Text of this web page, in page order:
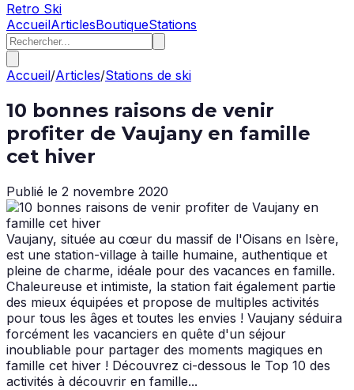
Retro Ski
AccueilArticlesBoutiqueStations
Accueil/Articles/Stations de ski
10 bonnes raisons de venir
profiter de Vaujany en famille
cet hiver
Publié le 2 novembre 2020
Vaujany, située au cœur du massif de l'Oisans en Isère,
est une station-village à taille humaine, authentique et
pleine de charme, idéale pour des vacances en famille.
Chaleureuse et intimiste, la station fait également partie
des mieux équipées et propose de multiples activités
pour tous les âges et toutes les envies ! Vaujany séduira
forcément les vacanciers en quête d'un séjour
inoubliable pour partager des moments magiques en
famille cet hiver ! Découvrez ci-dessous le Top 10 des
activités à découvrir en famille...